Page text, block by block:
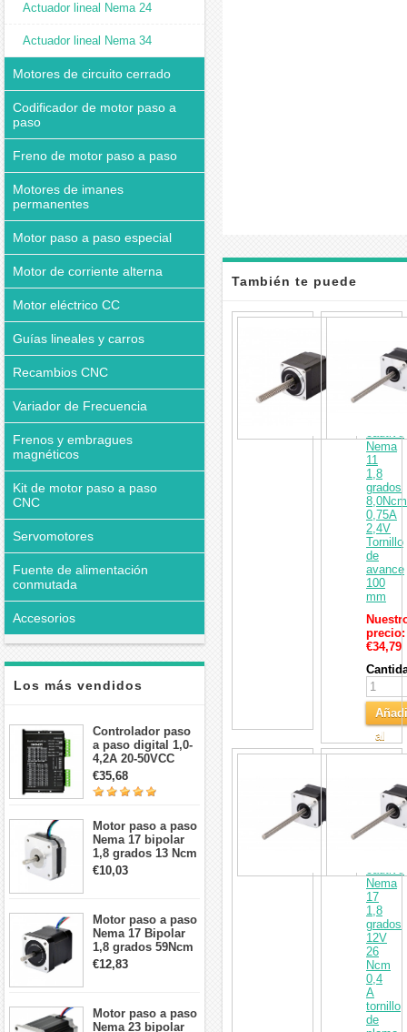
Actuador lineal Nema 24
Actuador lineal Nema 34
Motores de circuito cerrado
Codificador de motor paso a
paso
Freno de motor paso a paso
Motores de imanes
permanentes
Motor paso a paso especial
Motor de corriente alterna
Motor eléctrico CC
Guías lineales y carros
Recambios CNC
Variador de Frecuencia
Frenos y embragues
magnéticos
Kit de motor paso a paso
CNC
Servomotores
Fuente de alimentación
conmutada
Accesorios
Los más vendidos
Controlador paso
a paso digital 1,0-
4,2A 20-50VCC
para motor paso a
paso Nema 17, 23,
24
€35,68
Motor paso a paso
Nema 17 bipolar
1,8 grados 13 Ncm
1A 3,5 V
42x42x20mm 4
€10,03
Motor paso a paso
Nema 17 Bipolar
1,8 grados 59Ncm
2A 42x48mm 4
cables compatible
€12,83
Motor paso a paso
Nema 23 bipolar
También te puede
interesar
motor
paso
a
cautivo
Nema
11
1,8
grados
8,0Ncm
0,75A
2,4V
Tornillo
de
avance
100
mm
precio:
€34,79
al
motor
paso
a
cautivo
Nema
17
1,8
grados
12V
26
Ncm
0,4
A
tornillo
de